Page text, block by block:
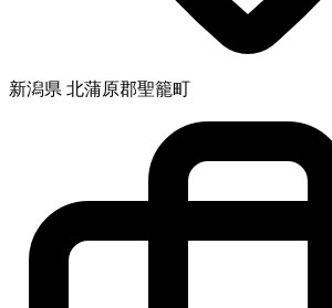
新潟県 北蒲原郡聖籠町